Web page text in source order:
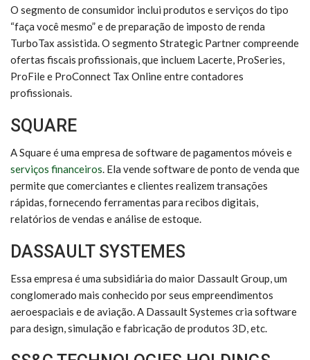
O segmento de consumidor inclui produtos e serviços do tipo
“faça você mesmo” e de preparação de imposto de renda
TurboTax assistida. O segmento Strategic Partner compreende
ofertas fiscais profissionais, que incluem Lacerte, ProSeries,
ProFile e ProConnect Tax Online entre contadores
profissionais.
SQUARE
A Square é uma empresa de software de pagamentos móveis e
serviços financeiros. Ela vende software de ponto de venda que
permite que comerciantes e clientes realizem transações
rápidas, fornecendo ferramentas para recibos digitais,
relatórios de vendas e análise de estoque.
DASSAULT SYSTEMES
Essa empresa é uma subsidiária do maior Dassault Group, um
conglomerado mais conhecido por seus empreendimentos
aeroespaciais e de aviação. A Dassault Systemes cria software
para design, simulação e fabricação de produtos 3D, etc.